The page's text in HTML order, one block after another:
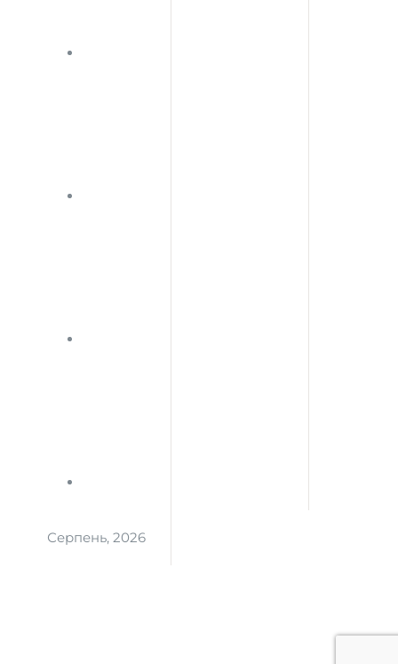
Серпень, 2026